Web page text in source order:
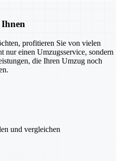
Ihnen
profitieren Sie von vielen
nur einen Umzugsservice, sondern
die Ihren Umzug noch
und vergleichen